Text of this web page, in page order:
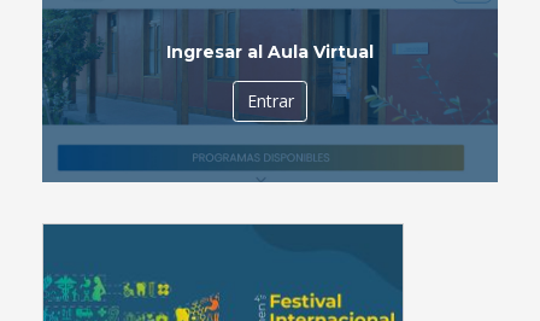
Ingresar al Aula Virtual
Entrar